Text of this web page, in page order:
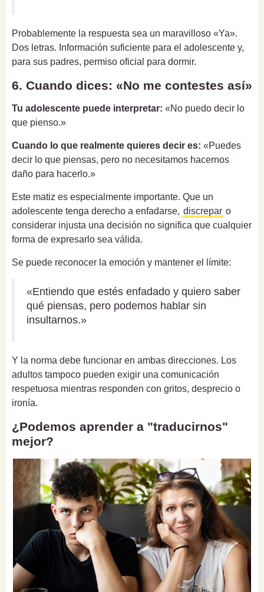
Probablemente la respuesta sea un maravilloso «Ya».
Dos letras. Información suficiente para el adolescente y,
para sus padres, permiso oficial para dormir.
6. Cuando dices: «No me contestes así»
Tu adolescente puede interpretar: «No puedo decir lo
que pienso.»
Cuando lo que realmente quieres decir es: «Puedes
decir lo que piensas, pero no necesitamos hacernos
daño para hacerlo.»
Este matiz es especialmente importante. Que un
adolescente tenga derecho a enfadarse, discrepar o
considerar injusta una decisión no significa que cualquier
forma de expresarlo sea válida.
Se puede reconocer la emoción y mantener el límite:
«Entiendo que estés enfadado y quiero saber
qué piensas, pero podemos hablar sin
insultarnos.»
Y la norma debe funcionar en ambas direcciones. Los
adultos tampoco pueden exigir una comunicación
respetuosa mientras responden con gritos, desprecio o
ironía.
¿Podemos aprender a "traducirnos"
mejor?